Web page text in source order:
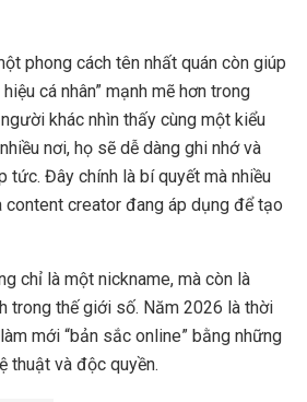
phong cách tên nhất quán còn giúp
cá nhân” mạnh mẽ hơn trong
khác nhìn thấy cùng một kiểu
nơi, họ sẽ dễ dàng ghi nhớ và
tức. Đây chính là bí quyết mà nhiều
content creator đang áp dụng để tạo
chỉ là một nickname, mà còn là
trong thế giới số. Năm 2026 là thời
mới “bản sắc online” bằng những
thuật và độc quyền.